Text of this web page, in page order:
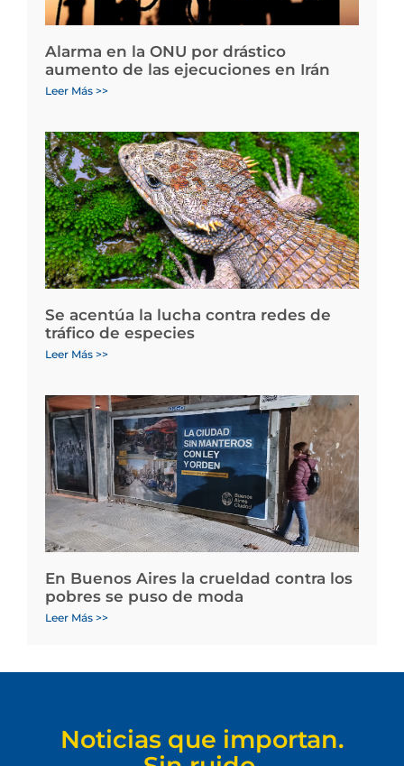
Alarma en la ONU por drástico
aumento de las ejecuciones en Irán
Leer Más >>
Se acentúa la lucha contra redes de
tráfico de especies
Leer Más >>
En Buenos Aires la crueldad contra los
pobres se puso de moda
Leer Más >>
Noticias que importan.